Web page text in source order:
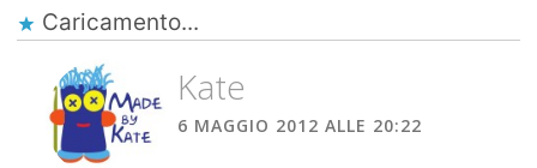
Caricamento...
Kate
6 MAGGIO 2012 ALLE 20:22